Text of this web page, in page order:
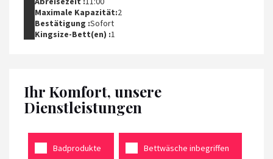
Maximale Kapazität:2
Bestätigung :Sofort
Kingsize-Bett(en) :1
Ihr Komfort, unsere
Dienstleistungen
Badprodukte Bettwäsche inbegriffen